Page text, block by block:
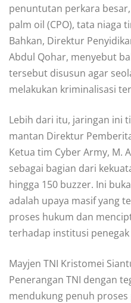
penuntutan perkara
palm oil (CPO), tata niaga
Bahkan, Direktur
Abdul Qohar, menyebut
tersebut disusun agar
melakukan kriminalisasi
Lebih dari itu, jaringan ini
mantan Direktur
Ketua tim Cyber Army, M.
sebagai bagian dari
hingga 150 buzzer. Ini
adalah upaya masif yang
proses hukum dan
terhadap institusi
Mayjen TNI Kristomei
Penerangan TNI dengan
mendukung penuh proses